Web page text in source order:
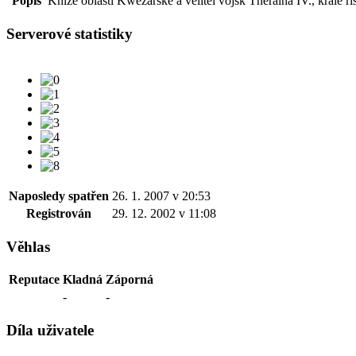
Serverové statistiky
Naposledy spatřen 26. 1. 2007 v 20:53
Registrován
29. 12. 2002 v 11:08
Věhlas
Reputace Kladná Záporná
-
-
Díla uživatele